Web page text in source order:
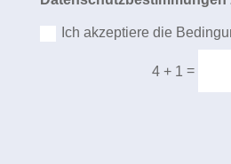
Ich akzeptiere die
4 + 1 =